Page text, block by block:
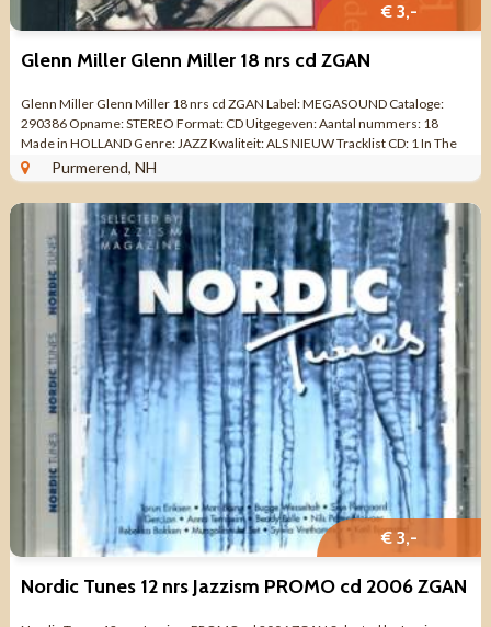
€ 3,-
Glenn Miller Glenn Miller 18 nrs cd ZGAN
Glenn Miller Glenn Miller 18 nrs cd ZGAN Label: MEGASOUND Cataloge:
290386 Opname: STEREO Format: CD Uitgegeven: Aantal nummers: 18
Made in HOLLAND Genre: JAZZ Kwaliteit: ALS NIEUW Tracklist CD: 1 In The
Mood 3:36 2 ...
Purmerend, NH
€ 3,-
Nordic Tunes 12 nrs Jazzism PROMO cd 2006 ZGAN